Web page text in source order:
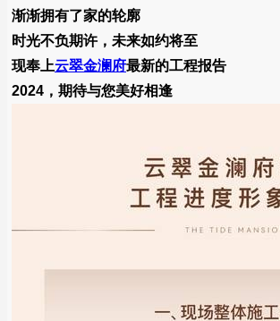
渐渐拥有了家的轮廓
时光不负期许，未来如约将至
现奉上云翠金澜府最新的工程报告
2024，期待与您美好相逢